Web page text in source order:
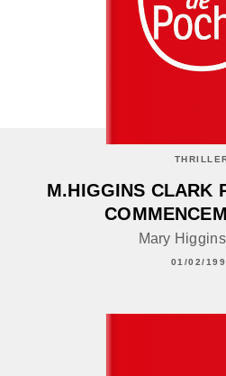
M.HIGGINS CLARK
Mary
01/02/